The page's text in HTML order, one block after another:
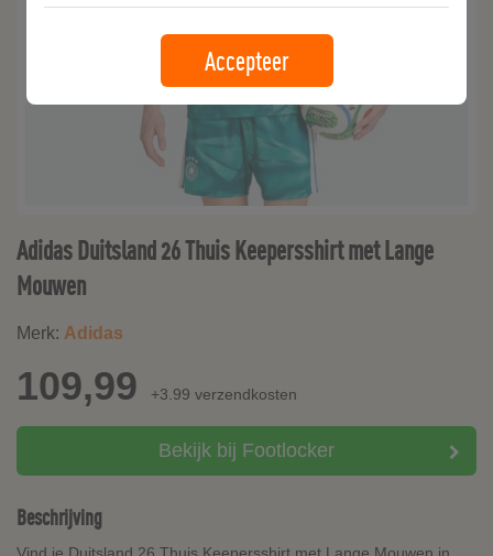
Adidas Duitsland 26 Thuis Keepersshirt met Lange
Mouwen
Merk: Adidas
109,99 +3.99 verzendkosten
Bekijk bij Footlocker
Beschrijving
Accepteer